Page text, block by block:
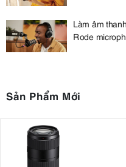
Làm âm
Rode
Sản Phẩm Mới